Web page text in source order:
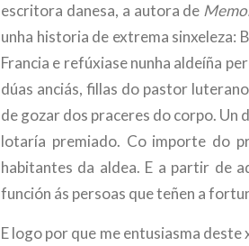
escritora danesa, a autora de
unha historia de extrema sinxeleza:
Francia e refúxiase nunha aldeíña
dúas anciás, fillas do pastor
de gozar dos praceres do corpo. Un
lotaría premiado. Co importe do
habitantes da aldea. E a partir de
función ás persoas que teñen a
E logo por que me entusiasma deste